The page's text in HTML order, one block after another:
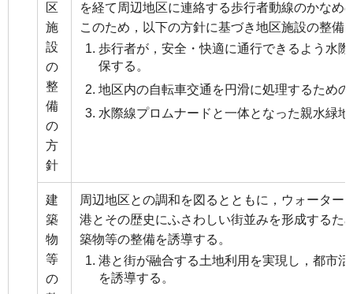
区
施
設
の
整
備
の
方
針
を経て周辺地区に連絡する歩行者動線のかなめ
このため，以下の方針に基づき地区施設の整備
歩行者が，安全・快適に通行できるよう水
保する。
地区内の自転車交通を円滑に処理するため
水際線プロムナードと一体となった親水緑
建
築
物
等
の
周辺地区との調和を図るとともに，ウォーター
港とその歴史にふさわしい街並みを形成するた
築物等の整備を誘導する。
港と街が融合する土地利用を実現し，都市
を誘導する。